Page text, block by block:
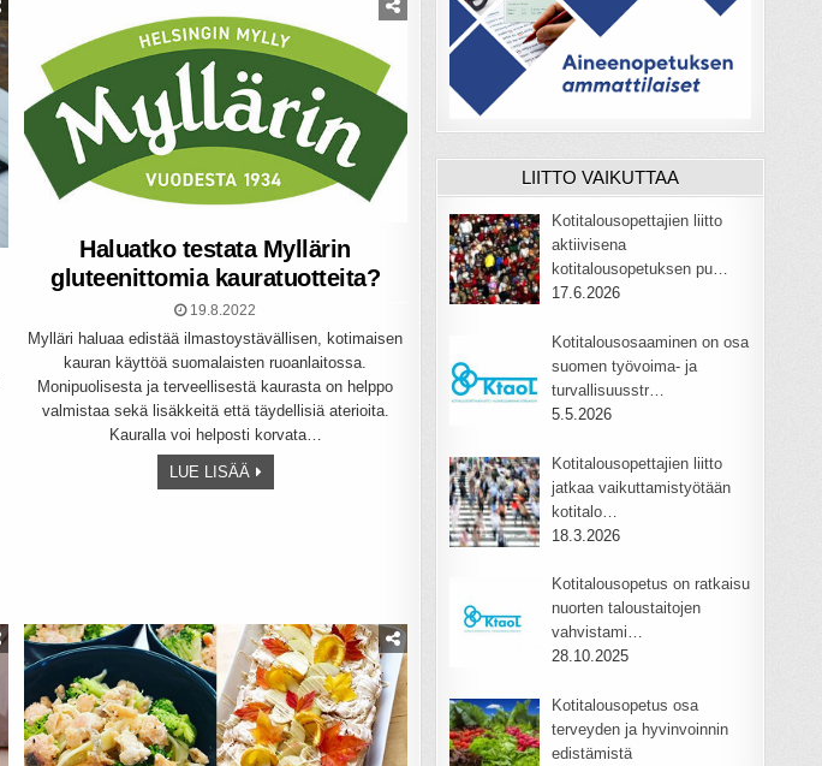
Haluatko testata Myllärin
gluteenittomia kauratuotteita?
19.8.2022
Mylläri haluaa edistää ilmastoystävällisen, kotimaisen
kauran käyttöä suomalaisten ruoanlaitossa.
Monipuolisesta ja terveellisestä kaurasta on helppo
valmistaa sekä lisäkkeitä että täydellisiä aterioita.
Kauralla voi helposti korvata…
LUE LISÄÄ
LIITTO VAIKUTTAA
Kotitalousopettajien liitto
aktiivisena
kotitalousopetuksen pu…
17.6.2026
Kotitalousosaaminen on osa
suomen työvoima- ja
turvallisuusstr…
5.5.2026
Kotitalousopettajien liitto
jatkaa vaikuttamistyötään
kotitalo…
18.3.2026
Kotitalousopetus on ratkaisu
nuorten taloustaitojen
vahvistami…
28.10.2025
Kotitalousopetus osa
terveyden ja hyvinvoinnin
edistämistä